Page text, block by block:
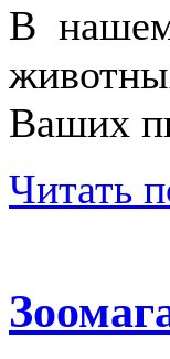
В
Ваших
Читать